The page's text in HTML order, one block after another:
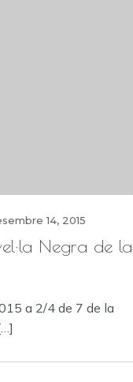
14, 2015
Negra de la
a 2/4 de 7 de la